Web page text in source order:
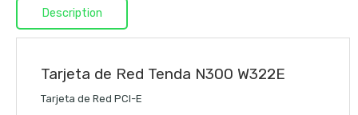
Description
Tarjeta de Red Tenda N300 W322E
Tarjeta de Red PCI-E